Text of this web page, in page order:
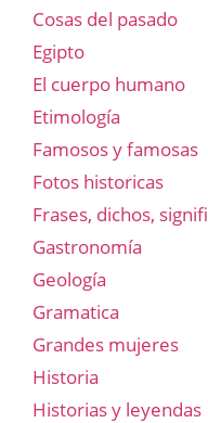
Cosas del pasado
Egipto
El cuerpo humano
Etimología
Famosos y famosas
Fotos historicas
Frases, dichos,
Gastronomía
Geología
Gramatica
Grandes mujeres
Historia
Historias y leyendas